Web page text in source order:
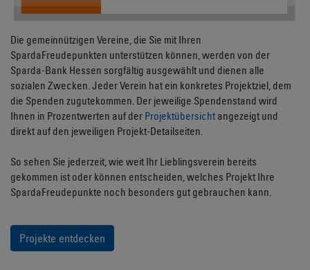
Die gemeinnützigen Vereine, die Sie mit Ihren
SpardaFreudepunkten unterstützen können, werden von der
Sparda-Bank Hessen sorgfältig ausgewählt und dienen alle
sozialen Zwecken. Jeder Verein hat ein konkretes Projektziel, dem
die Spenden zugutekommen. Der jeweilige Spendenstand wird
Ihnen in Prozentwerten auf der Projektübersicht angezeigt und
direkt auf den jeweiligen Projekt-Detailseiten.
So sehen Sie jederzeit, wie weit Ihr Lieblingsverein bereits
gekommen ist oder können entscheiden, welches Projekt Ihre
SpardaFreudepunkte noch besonders gut gebrauchen kann.
Projekte entdecken